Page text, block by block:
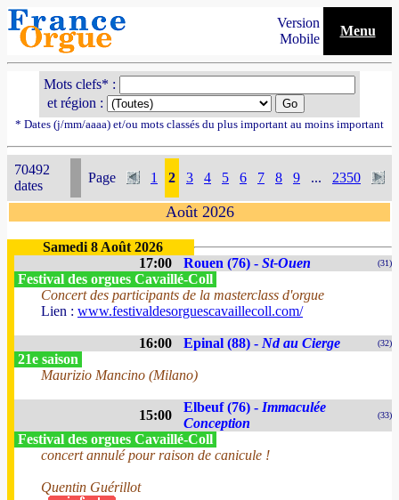
Version
Mobile
Menu
Mots clefs* :
et région :
* Dates (j/mm/aaaa) et/ou mots classés du plus important au moins important
70492
dates
Page 1 2 3 4 5 6 7 8 9 ... 2350
Août 2026
Samedi 8 Août 2026
17:00
Rouen (76) - St-Ouen (31)
Festival des orgues Cavaillé-Coll
Concert des participants de la masterclass d'orgue
Lien : www.festivaldesorguescavaillecoll.com/
16:00 Epinal (88) - Nd au Cierge (32)
21e saison
Maurizio Mancino (Milano)
15:00
Elbeuf (76) - Immaculée
Conception
(33)
Festival des orgues Cavaillé-Coll
concert annulé pour raison de canicule !
Quentin Guérillot